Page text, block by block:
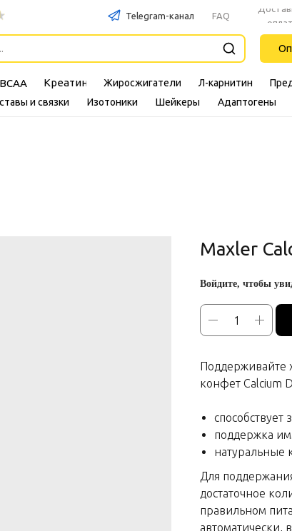
Креатин
Изотоники
Жиросжигатели
и связки
Шейкеры
Адаптогены
Л-карнитин
FAQ
BCAA
Telegram-канал
Maxler
Войдите, чтобы
Поддерживайте
конфет Calcium
способствует
поддержка
натуральные
Для
достаточное
правильном
автоматически,